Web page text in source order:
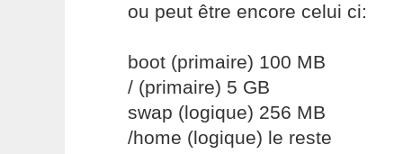
ou peut être encore celui ci:
boot (primaire) 100 MB
/ (primaire) 5 GB
swap (logique) 256 MB
/home (logique) le reste